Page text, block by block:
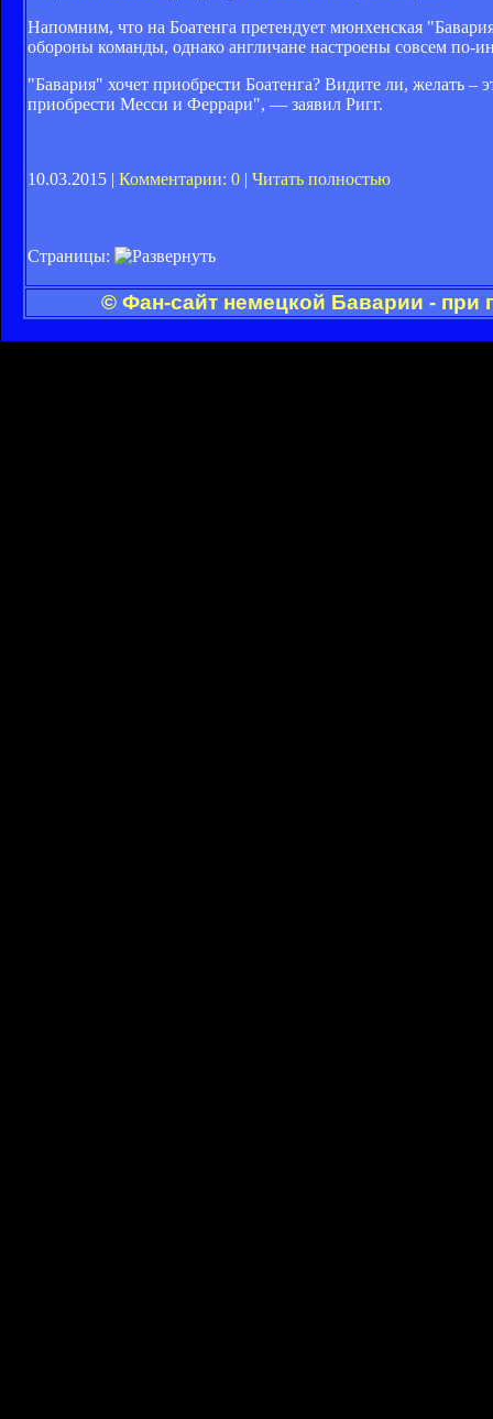
Напомним, что на Боатенга претендует мюнхенская
обороны команды, однако англичане настроены совсем по-
"Бавария" хочет приобрести Боатенга? Видите ли, желать
приобрести Месси и Феррари", — заявил Ригг.
10.03.2015 | Комментарии: 0 | Читать полностью
Страницы:
© Фан-сайт немецкой Баварии - при